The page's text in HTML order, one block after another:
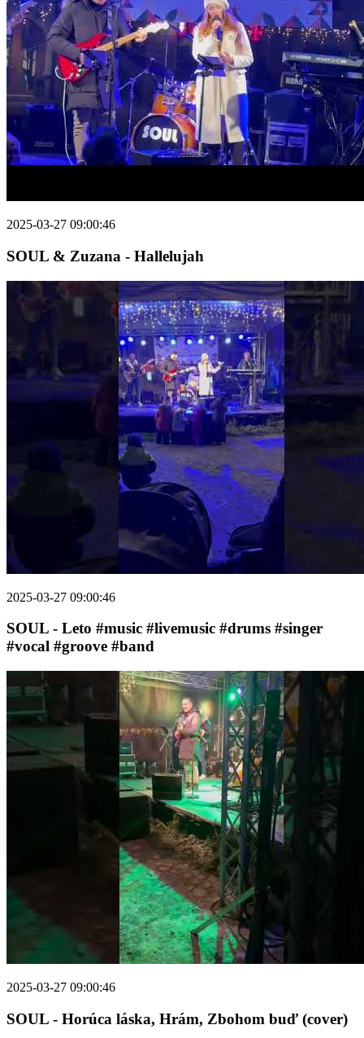
2025-03-27 09:00:46
SOUL & Zuzana - Hallelujah
2025-03-27 09:00:46
SOUL - Leto #music #livemusic #drums #singer
#vocal #groove #band
2025-03-27 09:00:46
SOUL - Horúca láska, Hrám, Zbohom buď (cover)